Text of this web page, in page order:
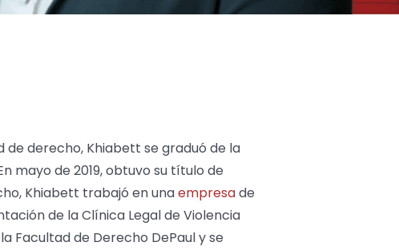
de derecho, Khiabett se graduó de la
mayo de 2019, obtuvo su título de
Khiabett trabajó en unaempresade
de la Clínica Legal de Violencia
Facultad de Derecho DePaul y se